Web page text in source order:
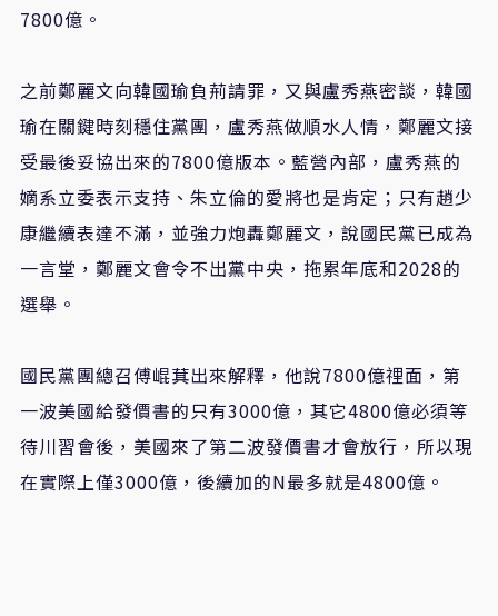
7800億。
之前鄭麗文向韓國瑜負荊請罪，又與盧秀燕密談，韓國
瑜在關鍵時刻穩住黨團，盧秀燕做順水人情，鄭麗文接
受最後妥協出來的7800億版本。藍營內部，盧秀燕的
嫡系立委表示支持、朱立倫的愛將也是肯定；只有趙少
康繼續表達不滿，並強力炮轟鄭麗文，說國民黨已成為
一言堂，鄭麗文會令不出黨中央，拖累年底和2028的
選舉。
國民黨團總召傅崐萁出來解釋，他說7800億𥚃面，第
一波美國給發價書的只有3000億，其它4800億必須等
待川習會後，美國來了第二波發價書才會放行，所以現
在實際上僅3000億，後續加的N最多就是4800億。